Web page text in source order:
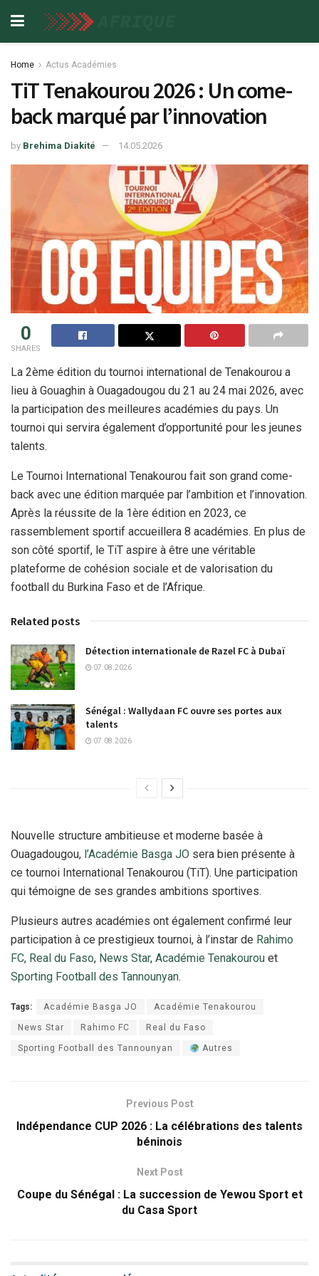
Home Actus Académies
TiT Tenakourou 2026 : Un come-
back marqué par l’innovation
by Brehima Diakité 14.05.2026
0
SHARES
La 2ème édition du tournoi international de Tenakourou a
lieu à Gouaghin à Ouagadougou du 21 au 24 mai 2026, avec
la participation des meilleures académies du pays. Un
tournoi qui servira également d’opportunité pour les jeunes
talents.
Le Tournoi International Tenakourou fait son grand come-
back avec une édition marquée par l’ambition et l’innovation.
Après la réussite de la 1ère édition en 2023, ce
rassemblement sportif accueillera 8 académies. En plus de
son côté sportif, le TiT aspire à être une véritable
plateforme de cohésion sociale et de valorisation du
football du Burkina Faso et de l’Afrique.
Related posts
Détection internationale de Razel FC à Dubaï
07.08.2026
Sénégal : Wallydaan FC ouvre ses portes aux
talents
07.08.2026
Nouvelle structure ambitieuse et moderne basée à
Ouagadougou, l’Académie Basga JO sera bien présente à
ce tournoi International Tenakourou (TiT). Une participation
qui témoigne de ses grandes ambitions sportives.
Plusieurs autres académies ont également confirmé leur
participation à ce prestigieux tournoi, à l’instar de Rahimo
FC, Real du Faso, News Star, Académie Tenakourou et
Sporting Football des Tannounyan.
Tags: Académie Basga JO Académie Tenakourou
News Star Rahimo FC Real du Faso
Sporting Football des Tannounyan Autres
Previous Post
Indépendance CUP 2026 : La célébrations des talents
béninois
Next Post
Coupe du Sénégal : La succession de Yewou Sport et
du Casa Sport